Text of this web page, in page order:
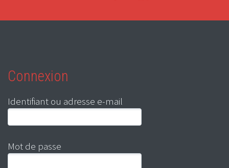
Connexion
Identifiant ou adresse e-mail
Mot de passe